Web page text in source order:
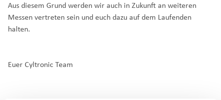
Aus diesem Grund werden wir auch in Zukunft an weiteren
Messen vertreten sein und euch dazu auf dem Laufenden
halten.
Euer Cyltronic Team